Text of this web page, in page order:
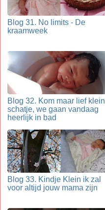
Blog 31. No limits - De
kraamweek
Blog 32. Kom maar lief klein
schatje, we gaan vandaag
heerlijk in bad
Blog 33. Kindje Klein ik zal
voor altijd jouw mama zijn